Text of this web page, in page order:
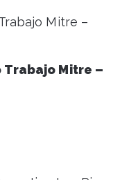
Mitre –
Trabajo Mitre –